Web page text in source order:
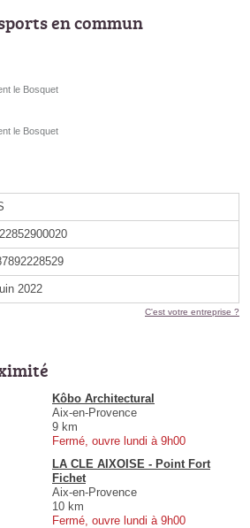
en commun
le Bosquet
le Bosquet
2022
C'est votre entreprise ?
Kôbo Architectural
Aix-en-Provence
9 km
Fermé, ouvre lundi à 9h00
LA CLE AIXOISE - Point Fort
Fichet
Aix-en-Provence
10 km
Fermé, ouvre lundi à 9h00